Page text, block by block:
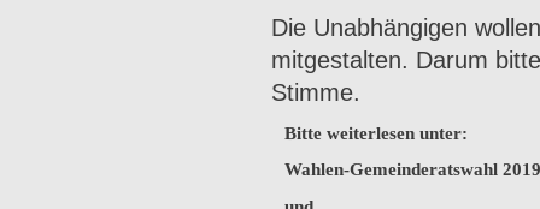
Die Unabhängigen
mitge­stalten. Darum
Stimme.
Bitte weiterlesen unter:
Wahlen-Gemeinderatswahl 2019